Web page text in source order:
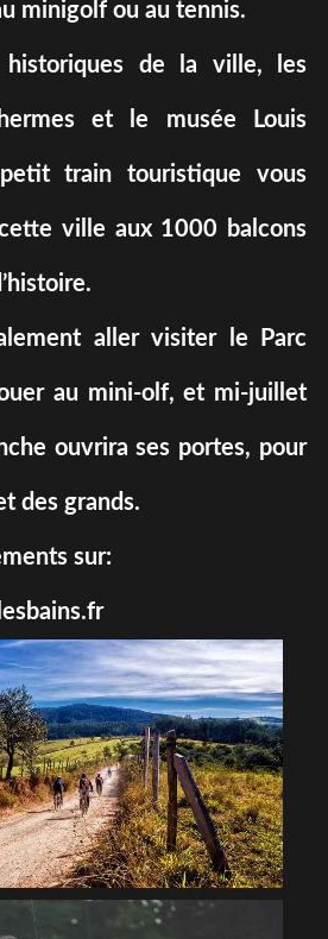
minigolf ou au tennis.
de la ville, les
et le musée Louis
petit train touristique vous
ville aux 1000 balcons
aller visiter le Parc
au mini-olf, et mi-juillet
ouvrira ses portes, pour
des grands.
sur: